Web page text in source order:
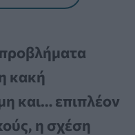
κακή
και… επιπλέον
η σχέση